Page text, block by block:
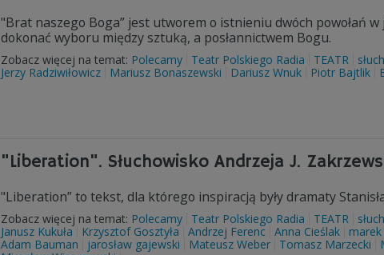
"Brat naszego Boga” jest utworem o istnieniu dwóch powołań w
dokonać wyboru między sztuką, a posłannictwem Bogu.
Zobacz więcej na temat: Polecamy Teatr Polskiego Radia TEATR
Jerzy Radziwiłowicz
Mariusz Bonaszewski Dariusz Wnuk Piotr Bajtlik
"Liberation". Słuchowisko Andrzeja J.
"Liberation” to tekst, dla którego inspiracją były dramaty
Zobacz więcej na temat: Polecamy Teatr Polskiego Radia TEATR
Janusz Kukuła
Krzysztof Gosztyła Andrzej Ferenc Anna Cieślak
Adam Bauman
jarosław gajewski Mateusz Weber Tomasz Marzecki